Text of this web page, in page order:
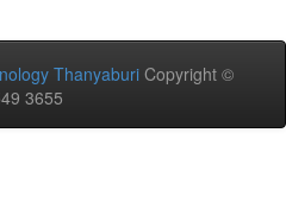
Thanyaburi Copyright ©
3655